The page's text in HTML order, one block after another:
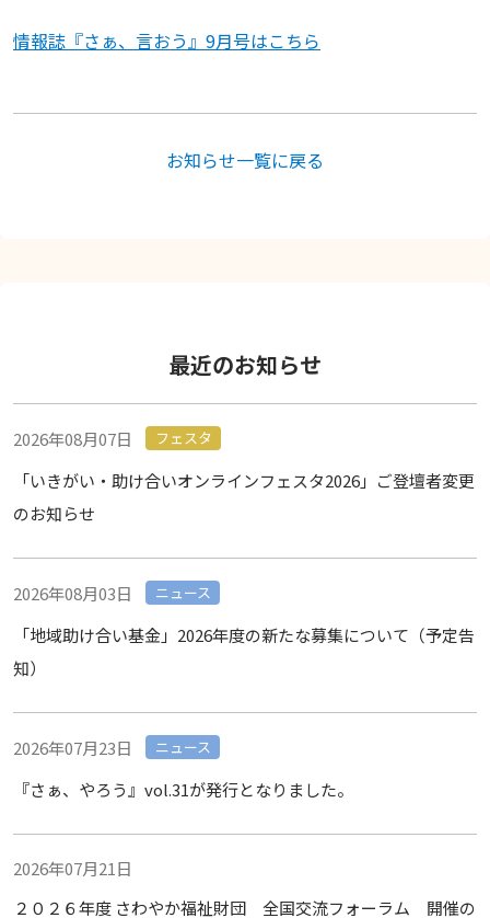
情報誌『さぁ、言おう』9月号はこちら
お知らせ一覧に戻る
最近のお知らせ
2026年08月07日 フェスタ
「いきがい・助け合いオンラインフェスタ2026」ご登壇者変更
のお知らせ
2026年08月03日 ニュース
「地域助け合い基金」2026年度の新たな募集について（予定告
知）
2026年07月23日 ニュース
『さぁ、やろう』vol.31が発行となりました。
2026年07月21日
２０２６年度 さわやか福祉財団 全国交流フォーラム 開催の